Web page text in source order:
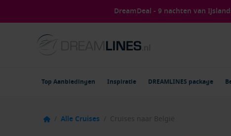
DreamDeal - 9 nachten van
Top Aanbiedingen Inspiratie DREAMLINES package
/ Alle Cruises / Cruises naar België